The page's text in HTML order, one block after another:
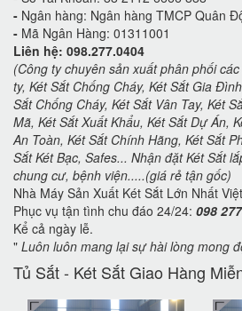
- Ngân hàng: Ngân hàng TMCP Quân
- Mã Ngân Hàng: 01311001
Liên hệ: 098.277.0404
(Công ty chuyên sản xuất phân phối
ty, Két Sắt Chống Cháy, Két Sắt Gia
Sắt Chống Cháy, Két Sắt Vân Tay, Két
Mã, Két Sắt Xuất Khẩu, Két Sắt Dự Án,
An Toàn, Két Sắt Chính Hãng, Két Sắt
Sắt Két Bạc, Safes... Nhận đặt Két Sắt
chung cư, bệnh viện.....(giá rẻ tận gốc)
Nhà Máy Sản Xuất Két Sắt Lớn Nhất
Phục vụ tận tình chu đáo 24/24: 098
Kể cả ngày lễ.
" Luôn luôn mang lại sự hài lòng mong
Tủ Sắt - Két Sắt Giao Hàng